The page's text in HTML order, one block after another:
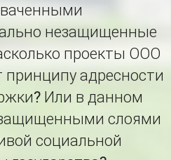
незащищенные
проекты ООО
принципу адресности
Или в данном
слоями
социальной